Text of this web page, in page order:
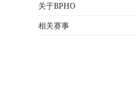
关于BPHO
相关赛事